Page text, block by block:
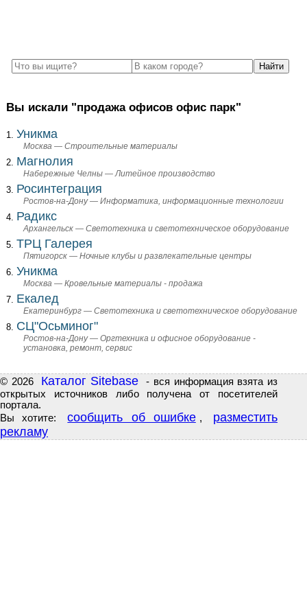
Вы искали "продажа офисов офис парк"
Уникма
Москва — Строительные материалы
Магнолия
Набережные Челны — Литейное производство
Росинтеграция
Ростов-на-Дону — Информатика, информационные технологии
Радикс
Архангельск — Светотехника и светотехническое оборудование
ТРЦ Галерея
Пятигорск — Ночные клубы и развлекательные центры
Уникма
Москва — Кровельные материалы - продажа
Екалед
Екатеринбург — Светотехника и светотехническое оборудование
СЦ"Осьминог"
Ростов-на-Дону — Оргтехника и офисное оборудование -
установка, ремонт, сервис
© 2026 Каталог Sitebase
- вся информация взята из
открытых источников либо получена от посетителей
портала.
Вы хотите:
сообщить об ошибке ,
разместить
рекламу